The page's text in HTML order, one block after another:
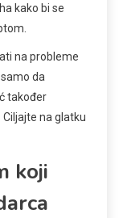
kako bi se
na probleme
da
također
na glatku
koji